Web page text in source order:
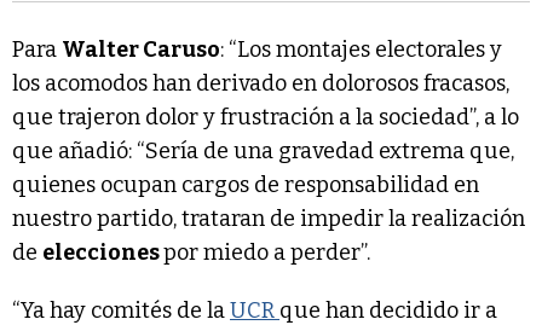
Para Walter Caruso: “Los montajes electorales y
los acomodos han derivado en dolorosos fracasos,
que trajeron dolor y frustración a la sociedad”, a lo
que añadió: “Sería de una gravedad extrema que,
quienes ocupan cargos de responsabilidad en
nuestro partido, trataran de impedir la realización
de eleccionespor miedo a perder”.
“Ya hay comités de laUCR que han decidido ir a